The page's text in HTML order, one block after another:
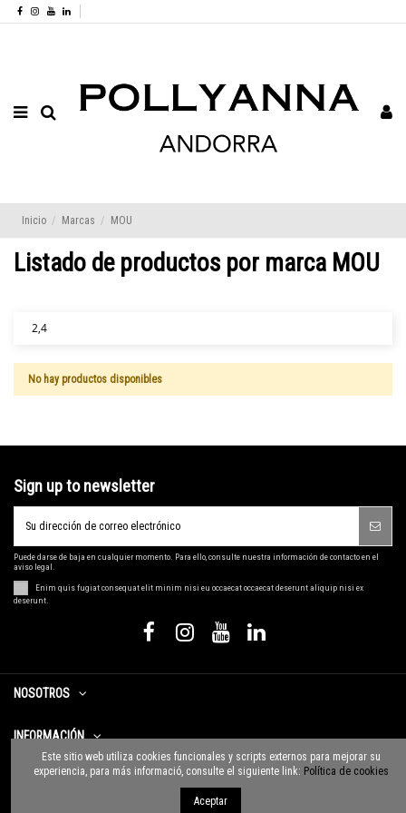
Inicio Marcas MOU
Listado de productos por marca MOU
2,4
No hay productos disponibles
Sign up to newsletter
Puede darse de baja en cualquier momento. Para ello, consulte nuestra información de contacto en el
aviso legal.
Enim quis fugiat consequat elit minim nisi eu occaecat occaecat deserunt aliquip nisi ex
deserunt.
NOSOTROS
INFORMACIÓN
CONTACTO
Este sitio web utiliza cookies funcionales y scripts externos para mejorar su
experiencia, para más informació, consulte el siguiente link: Política de cookies
Aceptar